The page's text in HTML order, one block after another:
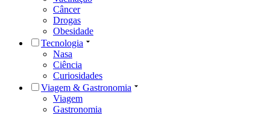
Câncer
Drogas
Obesidade
Tecnologia
Nasa
Ciência
Curiosidades
Viagem & Gastronomia
Viagem
Gastronomia